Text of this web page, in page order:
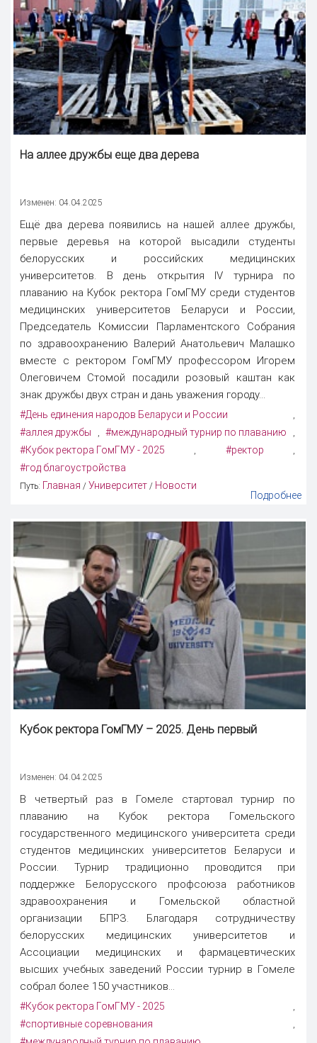
На аллее дружбы еще два дерева
Изменен: 04.04.2025
Ещё два дерева появились на нашей аллее дружбы,
первые деревья на которой высадили студенты
белорусских и российских медицинских
университетов. В день открытия IV турнира по
плаванию на Кубок ректора ГомГМУ среди студентов
медицинских университетов Беларуси и России,
Председатель Комиссии Парламентского Собрания
по здравоохранению Валерий Анатольевич Малашко
вместе с ректором ГомГМУ профессором Игорем
Олеговичем Стомой посадили розовый каштан как
знак дружбы двух стран и дань уважения городу...
#День единения народов Беларуси и России ,
#аллея дружбы ,#международный турнир по плаванию ,
#Кубок ректора ГомГМУ - 2025 , #ректор ,
#год благоустройства
Путь: Главная / Университет / Новости
Подробнее
Кубок ректора ГомГМУ – 2025. День первый
Изменен: 04.04.2025
В четвертый раз в Гомеле стартовал турнир по
плаванию на Кубок ректора Гомельского
государственного медицинского университета среди
студентов медицинских университетов Беларуси и
России. Турнир традиционно проводится при
поддержке Белорусского профсоюза работников
здравоохранения и Гомельской областной
организации БПРЗ. Благодаря сотрудничеству
белорусских медицинских университетов и
Ассоциации медицинских и фармацевтических
высших учебных заведений России турнир в Гомеле
собрал более 150 участников...
#Кубок ректора ГомГМУ - 2025
#спортивные соревнования